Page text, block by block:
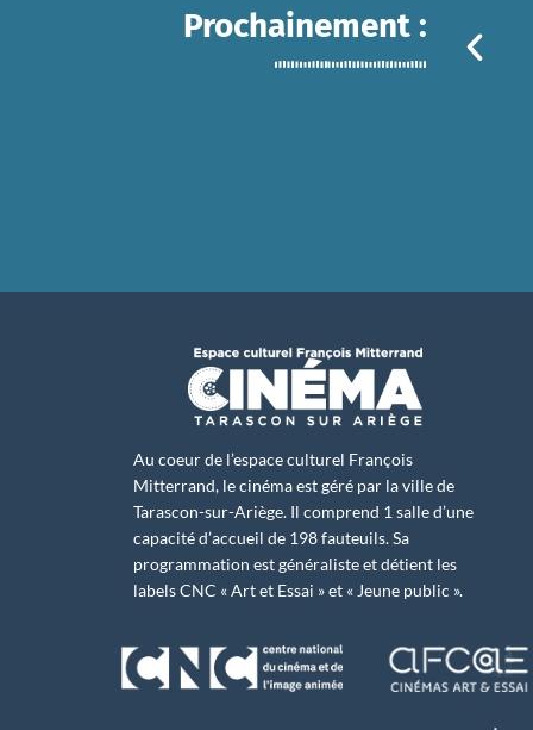
Prochainement :
Au coeur de l’espace culturel François
Mitterrand, le cinéma est géré par la ville de
Tarascon-sur-Ariège. Il comprend 1 salle d’une
capacité d’accueil de 198 fauteuils. Sa
programmation est généraliste et détient les
labels CNC « Art et Essai » et « Jeune public ».